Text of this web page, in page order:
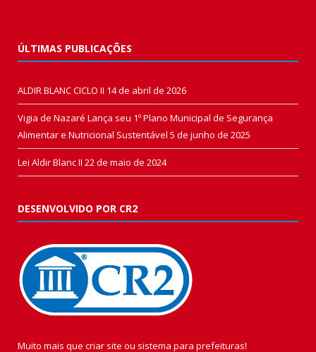
ÚLTIMAS PUBLICAÇÕES
ALDIR BLANC CICLO II 14 de abril de 2026
Vigia de Nazaré Lança seu 1º Plano Municipal de Segurança
Alimentar e Nutricional Sustentável 5 de junho de 2025
Lei Aldir Blanc II 22 de maio de 2024
DESENVOLVIDO POR CR2
Muito mais que criar site ou sistema para prefeituras!